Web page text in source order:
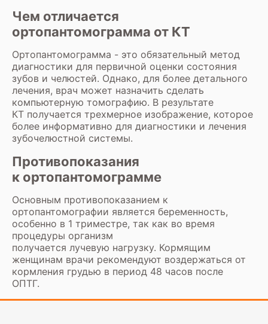
Чем отличается
ортопантомограмма от КТ
Ортопантомограмма - это обязательный метод
диагностики для первичной оценки состояния
зубов и челюстей. Однако, для более детального
лечения, врач может назначить сделать
компьютерную томографию. В результате
КТ получается трехмерное изображение, которое
более информативно для диагностики и лечения
зубочелюстной системы.
Противопоказания
к ортопантомограмме
Основным противопоказанием к
ортопантомографии является беременность,
особенно в 1 триместре, так как во время
процедуры организм
получается лучевую нагрузку. Кормящим
женщинам врачи рекомендуют воздержаться от
кормления грудью в период 48 часов после
ОПТГ.